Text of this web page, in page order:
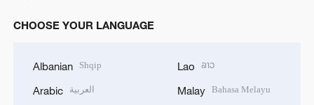
CHOOSE YOUR LANGUAGE
Albanian Shqip
Arabic العربية
Lao ລາວ
Malay Bahasa Melayu